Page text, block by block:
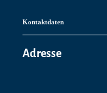
Kontaktdaten
Adresse